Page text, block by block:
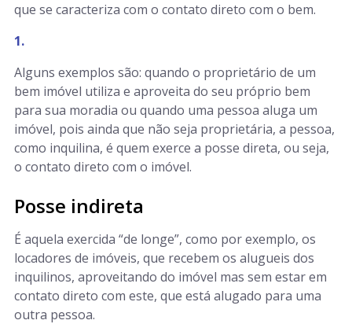
que se caracteriza com o contato direto com o bem.
Alguns exemplos são: quando o proprietário de um
bem imóvel utiliza e aproveita do seu próprio bem
para sua moradia ou quando uma pessoa aluga um
imóvel, pois ainda que não seja proprietária, a pessoa,
como inquilina, é quem exerce a posse direta, ou seja,
o contato direto com o imóvel.
Posse indireta
É aquela exercida “de longe”, como por exemplo, os
locadores de imóveis, que recebem os alugueis dos
inquilinos, aproveitando do imóvel mas sem estar em
contato direto com este, que está alugado para uma
outra pessoa.